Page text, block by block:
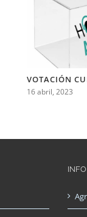
VOTACIÓN
16 abril, 2023